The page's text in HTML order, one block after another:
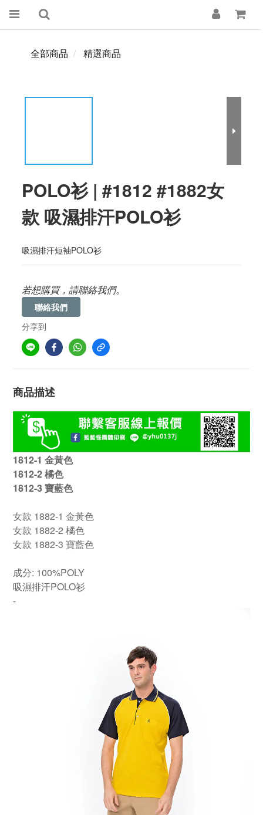
全部商品 精選商品
POLO衫 | #1812 #1882女
款 吸濕排汗POLO衫
吸濕排汗短袖POLO衫
若想購買，請聯絡我們。
聯絡我們
分享到
商品描述
1812-1 金黃色
1812-2 橘色
1812-3 寶藍色
女款 1882-1 金黃色
女款 1882-2 橘色
女款 1882-3 寶藍色
成分: 100%POLY
吸濕排汗POLO衫
-